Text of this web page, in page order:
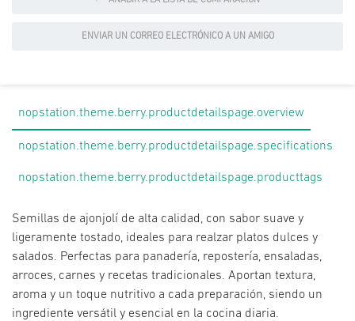
ENVIAR UN CORREO ELECTRÓNICO A UN AMIGO
nopstation.theme.berry.productdetailspage.overview
nopstation.theme.berry.productdetailspage.specifications
nopstation.theme.berry.productdetailspage.producttags
Semillas de ajonjolí de alta calidad, con sabor suave y
ligeramente tostado, ideales para realzar platos dulces y
salados. Perfectas para panadería, repostería, ensaladas,
arroces, carnes y recetas tradicionales. Aportan textura,
aroma y un toque nutritivo a cada preparación, siendo un
ingrediente versátil y esencial en la cocina diaria.